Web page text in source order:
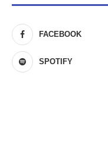
FACEBOOK
SPOTIFY